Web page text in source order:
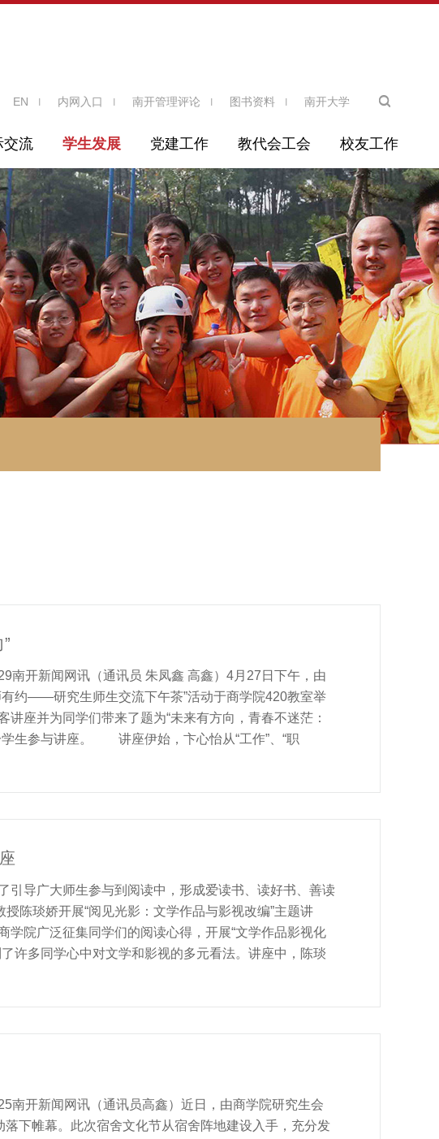
EN 内网入口 南开管理评论 图书资料 南开大学
交流 学生发展 党建工作 教代会工会 校友工作
南开新闻网讯（通讯员 朱凤鑫 高鑫）4月27日下午，由
约——研究生师生交流下午茶”活动于商学院420教室举
座并为同学们带来了题为“未来有方向，青春不迷茫：
学生参与讲座。 讲座伊始，卞心怡从“工作”、“职
三者的不同，并以一名泰坦尼克号文物修复师的故事生动
我分析、自我觉察，明确兴趣与动机的重要性。 卞心
做到工作生活整合，最终实现个体生命的完满和意
引导广大师生参与到阅读中，形成爱读书、读好书、善读
陈琰娇开展“阅见光影：文学作品与影视改编”主题讲
学院广泛征集同学们的阅读心得，开展“文学作品影视化
许多同学心中对文学和影视的多元看法。讲座中，陈琰
的差异化要求，以柏林电影节入围影片《平原上的摩
括《红星照耀中国》《倚天屠龙记》《指环王》等作品，
内容丰富、形式多样的读书活动，旨在引导广大师生把
南开新闻网讯（通讯员高鑫）近日，由商学院研究生会
落下帷幕。此次宿舍文化节从宿舍阵地建设入手，充分发